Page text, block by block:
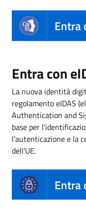
Entra
Entra con
La nuova identità
regolamento eIDAS
Authentication and
base per
l’autenticazione e la
dell’UE.
Entra